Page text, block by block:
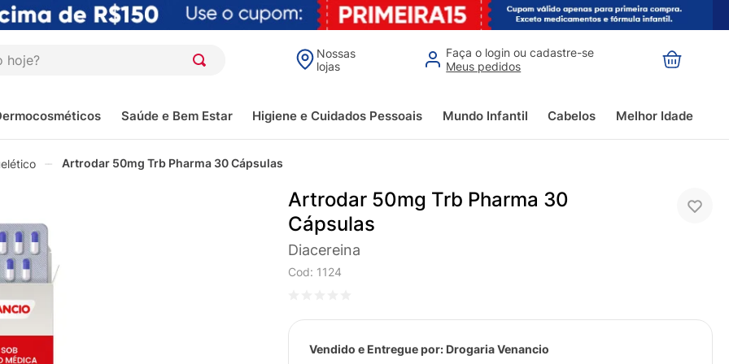
Nossas
lojas
Faça o login ou cadastre-se
Meus pedidos
Saúde e Bem Estar Higiene e Cuidados Pessoais Mundo Infantil Cabelos Melhor Idade
Artrodar 50mg Trb Pharma 30 Cápsulas
Artrodar 50mg Trb Pharma 30
Cápsulas
Diacereina
Cod: 1124
Vendido e Entregue por: Drogaria Venancio